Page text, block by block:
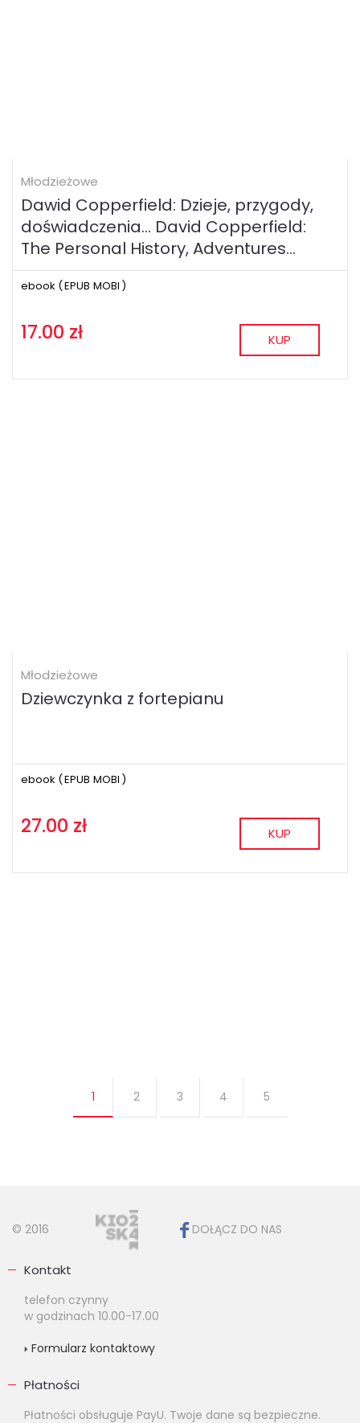
Młodzieżowe
Dawid Copperfield: Dzieje, przygody,
doświadczenia... David Copperfield:
The Personal History, Adventures...
ebook (EPUB MOBI )
17.00 zł KUP
Młodzieżowe
Dziewczynka z fortepianu
ebook (EPUB MOBI )
27.00 zł KUP
1 2 3 4 5
© 2016 DOŁĄCZ DO NAS
Kontakt
telefon czynny
w godzinach 10.00-17.00
Formularz kontaktowy
Płatności
Płatności obsługuje PayU. Twoje dane są bezpieczne.